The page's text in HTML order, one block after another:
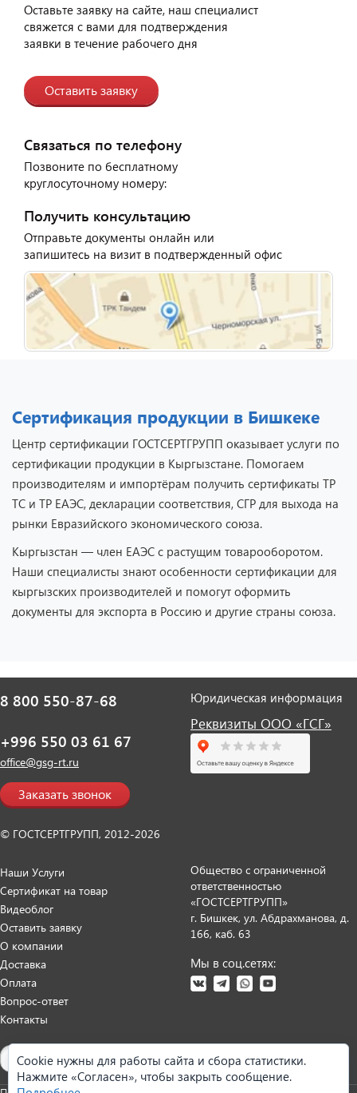
Оставьте заявку на сайте, наш специалист
свяжется с вами для подтверждения
заявки в течение рабочего дня
Оставить заявку
Связаться по телефону
Позвоните по бесплатному
круглосуточному номеру:
Получить консультацию
Отправьте документы онлайн или
запишитесь на визит в подтвержденный офис
Сертификация продукции в Бишкеке
Центр сертификации ГОСТСЕРТГРУПП оказывает услуги по
сертификации продукции в Кыргызстане. Помогаем
производителям и импортёрам получить сертификаты ТР
ТС и ТР ЕАЭС, декларации соответствия, СГР для выхода на
рынки Евразийского экономического союза.
Кыргызстан — член ЕАЭС с растущим товарооборотом.
Наши специалисты знают особенности сертификации для
кыргызских производителей и помогут оформить
документы для экспорта в Россию и другие страны союза.
8 800 550-87-68
+996 550 03 61 67
office@gsg-rt.ru
Заказать звонок
© ГОСТСЕРТГРУПП, 2012-2026
Юридическая информация
Реквизиты ООО «ГСГ»
Наши Услуги
Сертификат на товар
Видеоблог
Оставить заявку
О компании
Доставка
Оплата
Вопрос-ответ
Контакты
Общество с ограниченной
ответственностью
«ГОСТСЕРТГРУПП»
г. Бишкек, ул. Абдрахманова, д.
166, каб. 63
Мы в соц.сетях:
Карта сайта
Cookie нужны для работы сайта и сбора статистики.
Нажмите «Согласен», чтобы закрыть сообщение.